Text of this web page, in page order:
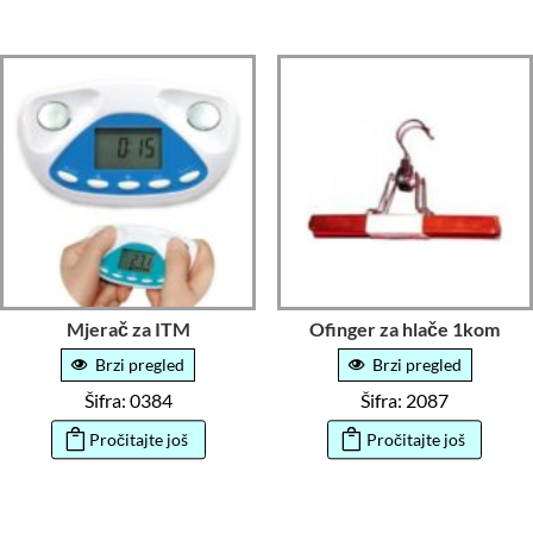
Mjerač za ITM
Brzi pregled
Šifra: 0384
Pročitajte još
Ofinger za hlače 1kom
Brzi pregled
Šifra: 2087
Pročitajte još